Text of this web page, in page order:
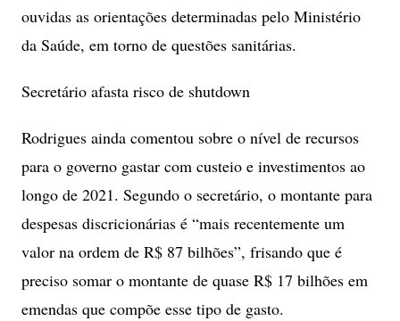
ouvidas as orientações determinadas pelo Ministério
da Saúde, em torno de questões sanitárias.
Secretário afasta risco de shutdown
Rodrigues ainda comentou sobre o nível de recursos
para o governo gastar com custeio e investimentos ao
longo de 2021. Segundo o secretário, o montante para
despesas discricionárias é “mais recentemente um
valor na ordem de R$ 87 bilhões”, frisando que é
preciso somar o montante de quase R$ 17 bilhões em
emendas que compõe esse tipo de gasto.